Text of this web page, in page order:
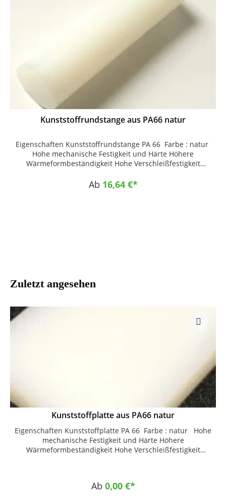
Kunststoffrundstange aus PA66 natur
Eigenschaften Kunststoffrundstange PA 66 Farbe : natur
Hohe mechanische Festigkeit und Härte Höhere
Wärmeformbeständigkeit Hohe Verschleißfestigkeit
Gleitlager Spulenkörper Führungs- und Kupplungsteile
Zahnräder und Führungsleisten
Ab 16,64 €*
Zuletzt angesehen
Kunststoffplatte aus PA66 natur
Eigenschaften Kunststoffplatte PA 66 Farbe : natur Hohe
mechanische Festigkeit und Härte Höhere
Wärmeformbeständigkeit Hohe Verschleißfestigkeit
Ab 0,00 €*